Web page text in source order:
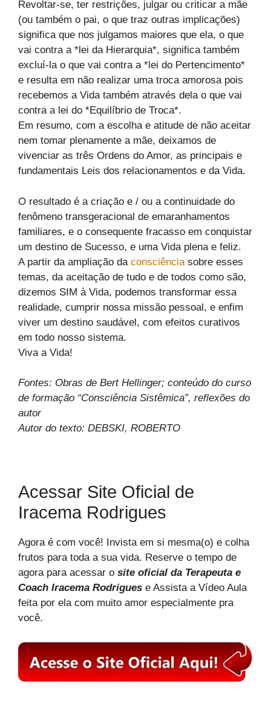
Revoltar-se, ter restrições, julgar ou criticar a mãe
(ou também o pai, o que traz outras implicações)
significa que nos julgamos maiores que ela, o que
vai contra a *lei da Hierarquia*, significa também
excluí-la o que vai contra a *lei do Pertencimento*
e resulta em não realizar uma troca amorosa pois
recebemos a Vida também através dela o que vai
contra a lei do *Equilíbrio de Troca*.
Em resumo, com a escolha e atitude de não aceitar
nem tomar plenamente a mãe, deixamos de
vivenciar as três Ordens do Amor, as principais e
fundamentais Leis dos relacionamentos e da Vida.
O resultado é a criação e / ou a continuidade do
fenômeno transgeracional de emaranhamentos
familiares, e o consequente fracasso em conquistar
um destino de Sucesso, e uma Vida plena e feliz.
A partir da ampliação da consciênciasobre esses
temas, da aceitação de tudo e de todos como são,
dizemos SIM à Vida, podemos transformar essa
realidade, cumprir nossa missão pessoal, e enfim
viver um destino saudável, com efeitos curativos
em todo nosso sistema.
Viva a Vida!
Fontes: Obras de Bert Hellinger; conteúdo do curso
de formação “Consciência Sistêmica”, reflexões do
autor
Autor do texto: DEBSKI, ROBERTO
Acessar Site Oficial de
Iracema Rodrigues
Agora é com você! Invista em si mesma(o) e colha
frutos para toda a sua vida. Reserve o tempo de
agora para acessar o site oficial da Terapeuta e
Coach Iracema Rodrigues e Assista a Vídeo Aula
feita por ela com muito amor especialmente pra
você.